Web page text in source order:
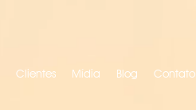
Clientes Mídia Blog Contato